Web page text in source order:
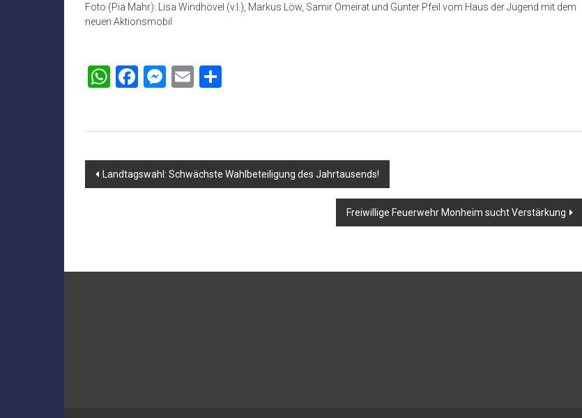
Foto (Pia Mahr): Lisa Windhövel (v.l.), Markus Löw, Samir Omeirat und Günter Pfeil vom Haus der Jugend mit dem
neuen Aktionsmobil
WhatsApp
Facebook
Messenger
Email
Beitragsnavigation
Landtagswahl: Schwächste Wahlbeteiligung des Jahrtausends!
Freiwillige Feuerwehr Monheim sucht Verstärkung